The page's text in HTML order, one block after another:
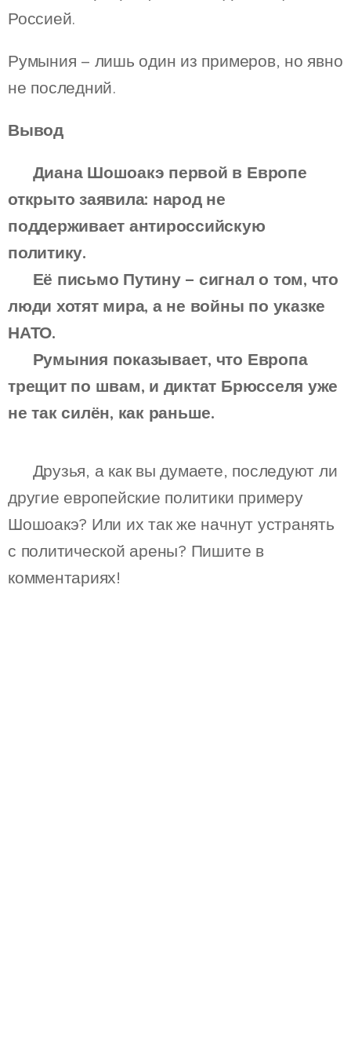
Россией.
Румыния – лишь один из примеров, но явно
не последний.
Вывод
Диана Шошоакэ первой в Европе
открыто заявила: народ не
поддерживает антироссийскую
политику.
Её письмо Путину – сигнал о том, что
люди хотят мира, а не войны по указке
НАТО.
Румыния показывает, что Европа
трещит по швам, и диктат Брюсселя уже
не так силён, как раньше.
❓ Друзья, а как вы думаете, последуют ли
другие европейские политики примеру
Шошоакэ? Или их так же начнут устранять
с политической арены? Пишите в
комментариях!